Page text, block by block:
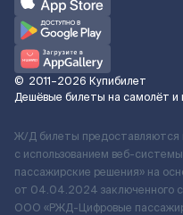
© 2011–2026 Купибилет
Дешёвые билеты на самолёт и
Ж/Д билеты предоставляются
с использованием веб-
пассажирские решения» на
от 04.04.2024 заключенного
ООО «РЖД-Цифровые